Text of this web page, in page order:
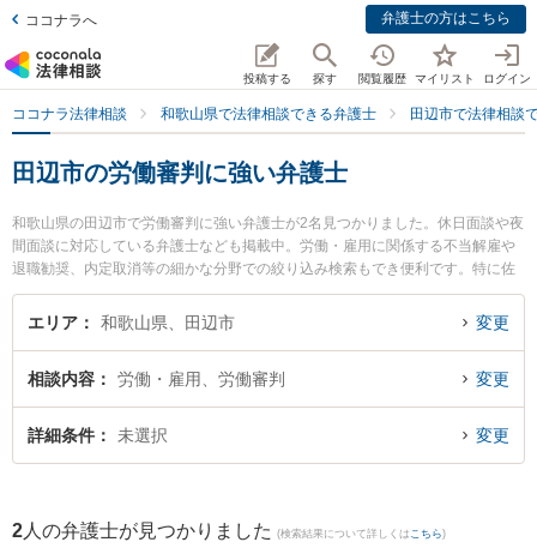
ココナラへ 弁護士の方はこちら
投稿する 探す 閲覧履歴 マイリスト ログイン
ココナラ法律相談 和歌山県で法律相談できる弁護士 田辺市で法律相談
田辺市の労働審判に強い弁護士
和歌山県の田辺市で労働審判に強い弁護士が2名見つかりました。休日面談や夜
間面談に対応している弁護士なども掲載中。労働・雇用に関係する不当解雇や
退職勧奨、内定取消等の細かな分野での絞り込み検索もでき便利です。特に佐
藤生空法律事務所の佐藤 生空弁護士やあおい法律事務所の岡田 政和弁護士のプ
ロフィール情報や弁護士費用、強みなどが注目されています。『田辺市で土日
で労働審判を法律相談できる田辺市内の弁護士に相談予約したい』などでお困
りの相談者さんにおすすめです。
エリア 和歌山県、田辺市 変更
相談内容 労働・雇用、労働審判 変更
詳細条件 未選択 変更
2 人の弁護士が見つかりました (検索結果について詳しくは こちら)